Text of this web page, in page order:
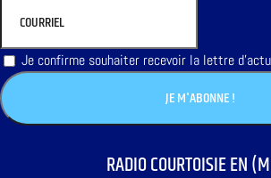
Je confirme souhaiter recevoir la lettre
RADIO COURTOISIE EN